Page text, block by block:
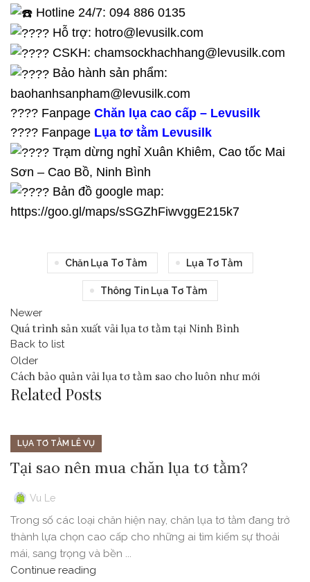
Hotline 24/7: 094 886 0135
Hỗ trợ: hotro@levusilk.com
CSKH: chamsockhachhang@levusilk.com
Bảo hành sản phẩm:
baohanhsanpham@levusilk.com
???? Fanpage Chăn lụa cao cấp – Levusilk
???? Fanpage Lụa tơ tằm Levusilk
Trạm dừng nghỉ Xuân Khiêm, Cao tốc Mai
Sơn – Cao Bồ, Ninh Bình
Bản đồ google map:
https://goo.gl/maps/sSGZhFiwvggE215k7
Chăn Lụa Tơ Tằm Lụa Tơ Tằm
Thông Tin Lụa Tơ Tằm
Newer
Quá trình sản xuất vải lụa tơ tằm tại Ninh Bình
Back to list
Older
Cách bảo quản vải lụa tơ tằm sao cho luôn như mới
Related Posts
LỤA TƠ TẰM LÊ VỤ
Tại sao nên mua chăn lụa tơ tằm?
Vu Le
Trong số các loại chăn hiện nay, chăn lụa tơ tằm đang trở
thành lựa chọn cao cấp cho những ai tìm kiếm sự thoải
mái, sang trọng và bền ...
Continue reading